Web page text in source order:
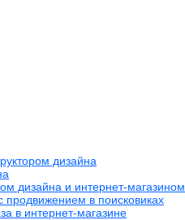
дизайна
дизайна и интернет-магазином
продвижением в поисковиках
в интернет-магазине